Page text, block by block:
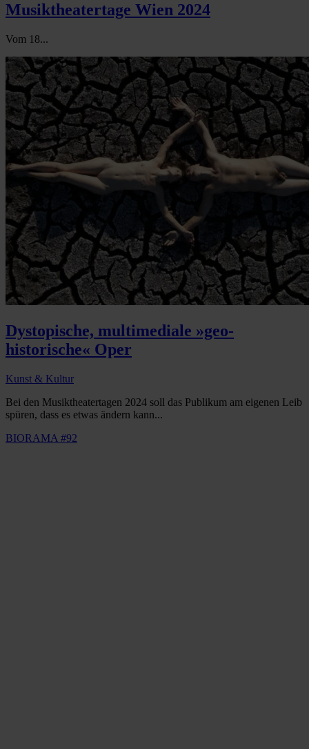
Musiktheatertage Wien 2024
Vom 18...
Dystopische, multimediale »geo-
historische« Oper
Kunst & Kultur
Bei den Musiktheatertagen 2024 soll das Publikum am eigenen Leib
spüren, dass es etwas ändern kann...
BIORAMA #92